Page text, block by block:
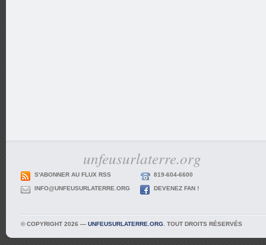
unfeusurlaterre.org
S'ABONNER AU FLUX RSS 819-604-6600
INFO@UNFEUSURLATERRE.ORG DEVENEZ FAN !
© COPYRIGHT 2026 — UNFEUSURLATERRE.ORG . TOUT DROITS RÉSERVÉS